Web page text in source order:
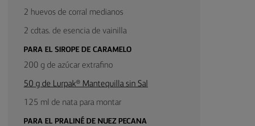
2 huevos de corral medianos
2 cdtas. de esencia de vainilla
PARA EL SIROPE DE CARAMELO
200 g de azúcar extrafino
50 g de Lurpak® Mantequilla sin Sal
125 ml de nata para montar
PARA EL PRALINÉ DE NUEZ PECANA